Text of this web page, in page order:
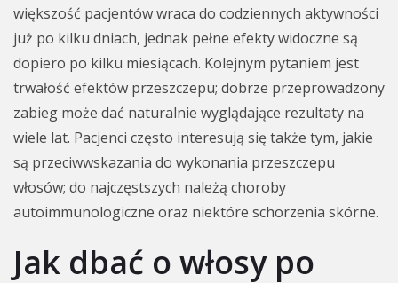
większość pacjentów wraca do codziennych aktywności
już po kilku dniach, jednak pełne efekty widoczne są
dopiero po kilku miesiącach. Kolejnym pytaniem jest
trwałość efektów przeszczepu; dobrze przeprowadzony
zabieg może dać naturalnie wyglądające rezultaty na
wiele lat. Pacjenci często interesują się także tym, jakie
są przeciwwskazania do wykonania przeszczepu
włosów; do najczęstszych należą choroby
autoimmunologiczne oraz niektóre schorzenia skórne.
Jak dbać o włosy po